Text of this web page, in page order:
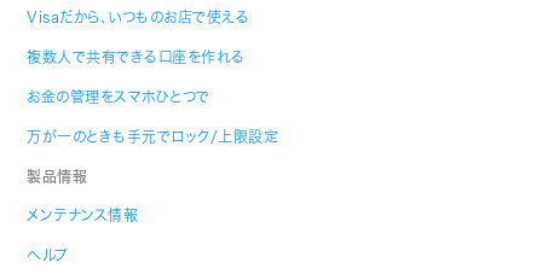
Visaだから、いつものお店で使える
複数人で共有できる口座を作れる
お金の管理をスマホひとつで
万が一のときも手元でロック/上限設定
製品情報
メンテナンス情報
ヘルプ